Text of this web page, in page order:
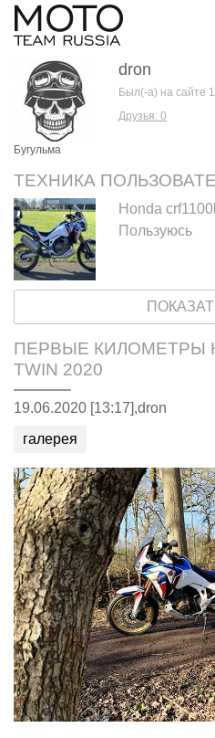
Бугульма
dron
Был(-а) на сайте
Друзья: 0
ТЕХНИКА
Honda
Пользуюсь
ПЕРВЫЕ КИЛОМЕТРЫ
TWIN 2020
19.06.2020 [13:17],dron
галерея